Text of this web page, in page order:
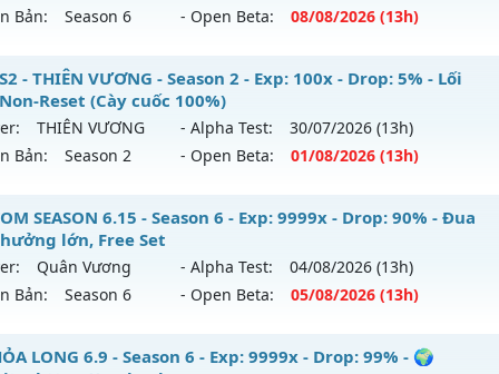
XShield
9999x - Drop: 999%
loại: Mu Custom thêm đồ mới
Anti
Bản:
Season 6 - Open Beta: 08/08/2026 (13h)
Atlans - free 99%,boss nhiều-hồi sinh
mới ra tháng 08 2026 - Mở máy chủAtlans vào 13h ngày
500x - Drop: 20%
loại: Mu Nguyên bản Webzen
chống hack 99%
- THIÊN VƯƠNG - Season 2 - Exp: 100x - Drop: 5% - Lối
Reset (Cày cuốc 100%)
THIÊN VƯƠNG - Alpha Test: 30/07/2026 (13h)
Bản:
Season 2 - Open Beta: 01/08/2026 (13h)
SS2 - THIÊN VƯƠNG - Lối chơi Non-Reset (Cày cuốc 100%)
mới ra tháng 08 2026 - Mở máy chủTHIÊN VƯƠNG
100x - Drop: 5%
SEASON 6.15 - Season 6 - Exp: 9999x - Drop: 90% - Đua
lớn, Free Set
Quân Vương - Alpha Test: 04/08/2026 (13h)
Bản:
Season 6 - Open Beta: 05/08/2026 (13h)
SEASON 6.15 - Đua Top thưởng lớn, Free Set
LONG 6.9 - Season 6 - Exp: 9999x - Drop: 99% - 🌍